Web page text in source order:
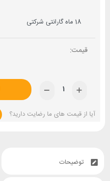
آیا از قیمت های ما رضایت دارید؟
توضیحات